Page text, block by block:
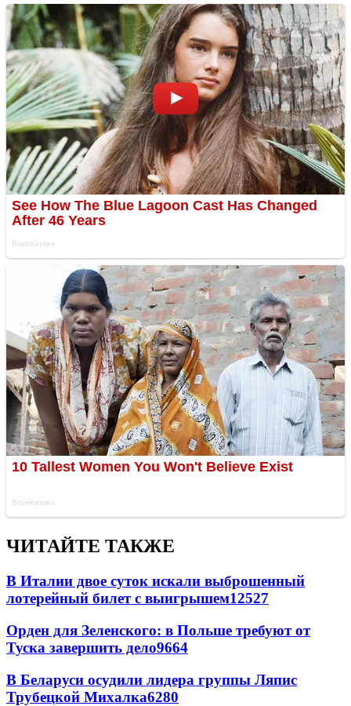
ЧИТАЙТЕ ТАКЖЕ
В Италии двое суток искали выброшенный
лотерейный билет с выигрышем12527
Орден для Зеленского: в Польше требуют от
Туска завершить дело9664
В Беларуси осудили лидера группы Ляпис
Трубецкой Михалка6280